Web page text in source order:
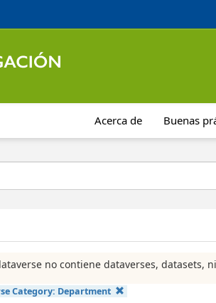
Acerca de Buenas
no contiene dataverses, datasets,
Category: Department